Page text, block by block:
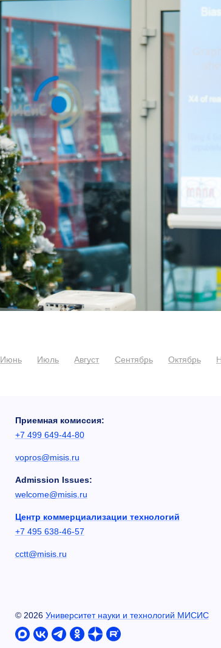
Июнь Июль Август Сентябрь Октябрь
Приемная комиссия:
+7 499 649-44-80
vopros@misis.ru
Admission Issues:
welcome@misis.ru
Центр коммерциализации технологий
+7 495 638-46-57
cctt@misis.ru
© 2026 Университет науки и технологий МИСИС